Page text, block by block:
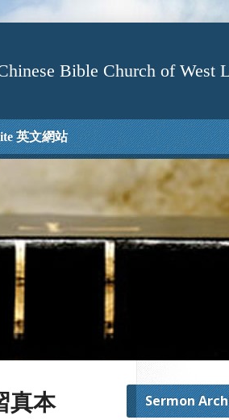
Bible Church of West
英文網站
真本
Sermon